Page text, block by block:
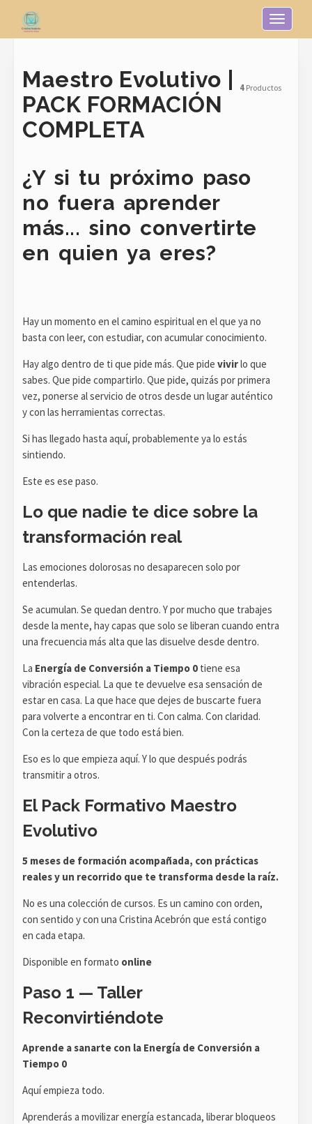
Toggle
Maestro Evolutivo |
PACK FORMACIÓN
COMPLETA
¿Y si tu próximo paso
no fuera aprender
más... sino convertirte
en quien ya eres?
Hay un momento en el camino espiritual en el que ya no
basta con leer, con estudiar, con acumular conocimiento.
Hay algo dentro de ti que pide más. Que pide vivirlo que
sabes. Que pide compartirlo. Que pide, quizás por primera
vez, ponerse al servicio de otros desde un lugar auténtico
y con las herramientas correctas.
Si has llegado hasta aquí, probablemente ya lo estás
sintiendo.
Este es ese paso.
Lo que nadie te dice sobre la
transformación real
Las emociones dolorosas no desaparecen solo por
entenderlas.
Se acumulan. Se quedan dentro. Y por mucho que trabajes
desde la mente, hay capas que solo se liberan cuando entra
una frecuencia más alta que las disuelve desde dentro.
La Energía de Conversión a Tiempo 0 tiene esa
vibración especial. La que te devuelve esa sensación de
estar en casa. La que hace que dejes de buscarte fuera
para volverte a encontrar en ti. Con calma. Con claridad.
Con la certeza de que todo está bien.
Eso es lo que empieza aquí. Y lo que después podrás
transmitir a otros.
El Pack Formativo Maestro
Evolutivo
5 meses de formación acompañada, con prácticas
reales y un recorrido que te transforma desde la raíz.
No es una colección de cursos. Es un camino con orden,
con sentido y con una Cristina Acebrón que está contigo
en cada etapa.
Disponible en formato online
Paso 1 — Taller
Reconvirtiéndote
Aprende a sanarte con la Energía de Conversión a
Tiempo 0
Aquí empieza todo.
Aprenderás a movilizar energía estancada, liberar bloqueos
4 Productos